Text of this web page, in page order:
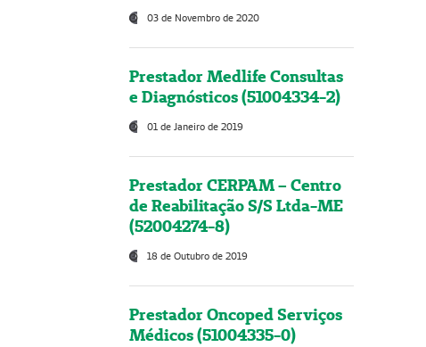
03 de Novembro de 2020
Prestador Medlife Consultas
e Diagnósticos (51004334-2)
01 de Janeiro de 2019
Prestador CERPAM – Centro
de Reabilitação S/S Ltda-ME
(52004274-8)
18 de Outubro de 2019
Prestador Oncoped Serviços
Médicos (51004335-0)